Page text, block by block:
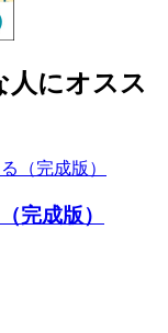
人にオスス
完成版）